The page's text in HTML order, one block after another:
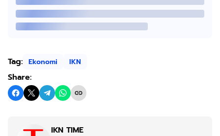
Tag: Ekonomi IKN
Share:
IKN TIME